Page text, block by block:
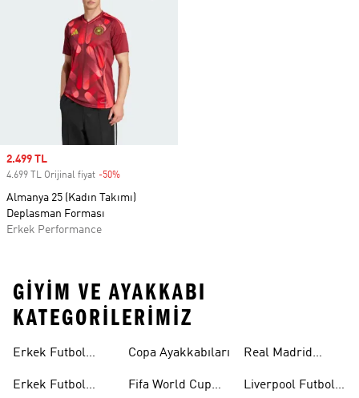
Sale price
2.499 TL
4.699 TL Orijinal fiyat -50%
Almanya 25 (Kadın Takımı)
Deplasman Forması
Erkek Performance
GIYIM VE AYAKKABI
KATEGORILERIMIZ
Erkek Futbol
Erkek Futbol
Copa Ayakkabıları
Fifa World Cup
Real Madrid
Liverpool Futbol